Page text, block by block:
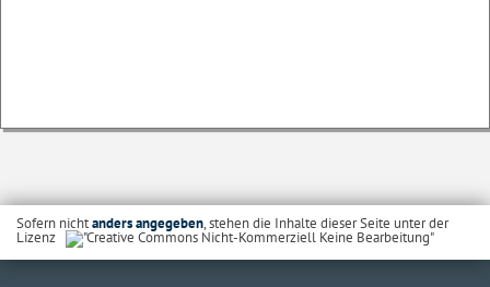
Sofern nichtanders angegeben, stehen die Inhalte dieser Seite unter der
Lizenz